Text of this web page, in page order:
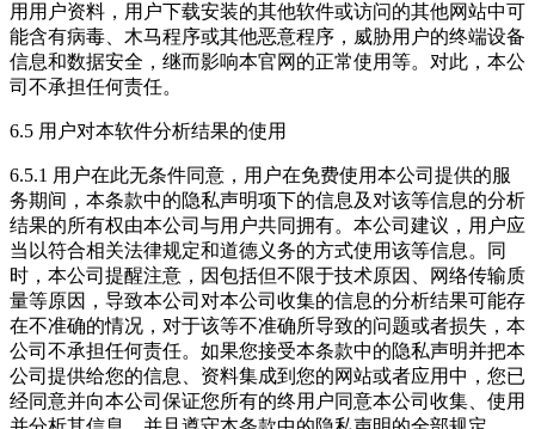
用用户资料，用户下载安装的其他软件或访问的其他网站中可
能含有病毒、木马程序或其他恶意程序，威胁用户的终端设备
信息和数据安全，继而影响本官网的正常使用等。对此，本公
司不承担任何责任。
6.5 用户对本软件分析结果的使用
6.5.1 用户在此无条件同意，用户在免费使用本公司提供的服
务期间，本条款中的隐私声明项下的信息及对该等信息的分析
结果的所有权由本公司与用户共同拥有。本公司建议，用户应
当以符合相关法律规定和道德义务的方式使用该等信息。同
时，本公司提醒注意，因包括但不限于技术原因、网络传输质
量等原因，导致本公司对本公司收集的信息的分析结果可能存
在不准确的情况，对于该等不准确所导致的问题或者损失，本
公司不承担任何责任。如果您接受本条款中的隐私声明并把本
公司提供给您的信息、资料集成到您的网站或者应用中，您已
经同意并向本公司保证您所有的终用户同意本公司收集、使用